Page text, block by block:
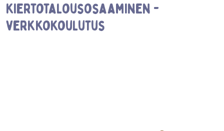
kiertotalousosaaminen -
verkkokoulutus